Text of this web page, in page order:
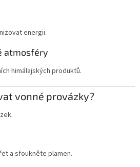
energii.
atmosféry
himálajských produktů.
vonné provázky?
a sfoukněte plamen.